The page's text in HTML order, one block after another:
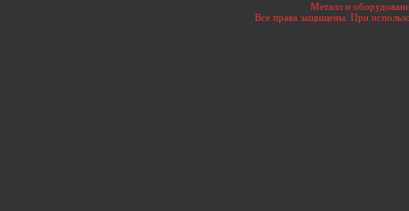
Металл и
Все права защищены. При